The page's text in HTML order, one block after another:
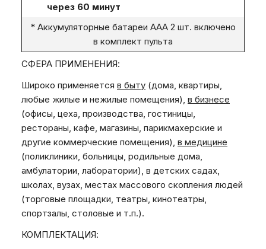
через 60 минут
* Аккумуляторные батареи ААА 2 шт. включено
в комплект пульта
СФЕРА ПРИМЕНЕНИЯ:
Широко применяется в быту (дома, квартиры,
любые жилые и нежилые помещения), в бизнесе
(офисы, цеха, производства, гостиницы,
рестораны, кафе, магазины, парикмахерские и
другие коммерческие помещения), в медицине
(поликлиники, больницы, родильные дома,
амбулатории, лаборатории), в детских садах,
школах, вузах, местах массового скопления людей
(торговые площадки, театры, кинотеатры,
спортзалы, столовые и т.п.).
КОМПЛЕКТАЦИЯ: